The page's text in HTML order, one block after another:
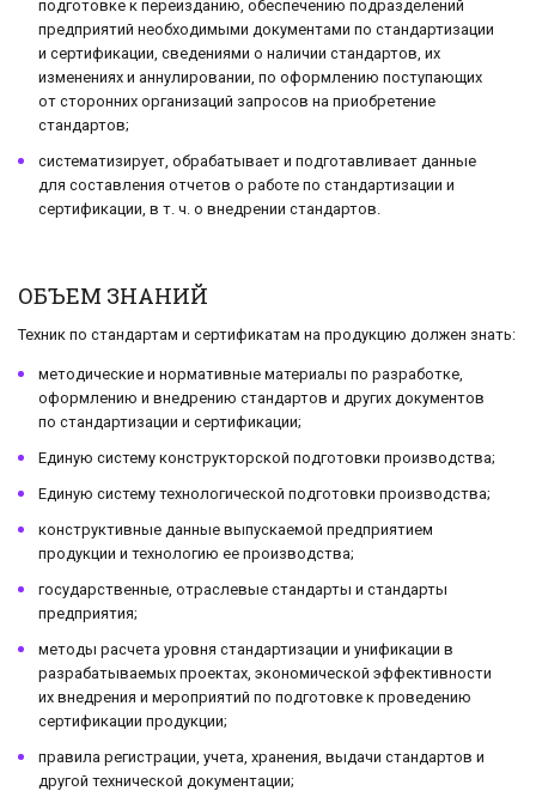
подготовке к переизданию, обеспечению подразделений
предприятий необходимыми документами по стандартизации
и сертификации, сведениями о наличии стандартов, их
изменениях и аннулировании, по оформлению поступающих
от сторонних организаций запросов на приобретение
стандартов;
систематизирует, обрабатывает и подготавливает данные
для составления отчетов о работе по стандартизации и
сертификации, в т. ч. о внедрении стандартов.
ОБЪЕМ ЗНАНИЙ
Техник по стандартам и сертификатам на продукцию должен знать:
методические и нормативные материалы по разработке,
оформлению и внедрению стандартов и других документов
по стандартизации и сертификации;
Единую систему конструкторской подготовки производства;
Единую систему технологической подготовки производства;
конструктивные данные выпускаемой предприятием
продукции и технологию ее производства;
государственные, отраслевые стандарты и стандарты
предприятия;
методы расчета уровня стандартизации и унификации в
разрабатываемых проектах, экономической эффективности
их внедрения и мероприятий по подготовке к проведению
сертификации продукции;
правила регистрации, учета, хранения, выдачи стандартов и
другой технической документации;